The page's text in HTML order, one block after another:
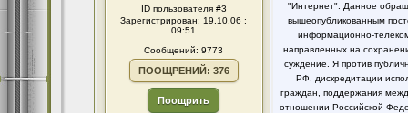
ID пользователя #3
Зарегистрирован: 19.10.06 :
09:51
Сообщений: 9773
ПООЩРЕНИЙ: 376
Поощрить
"Интернет". Данное
вышеопубликованным
информационно-
направленных на
суждение. Я против
РФ, дискредитации
граждан, поддержания
отношении Российской